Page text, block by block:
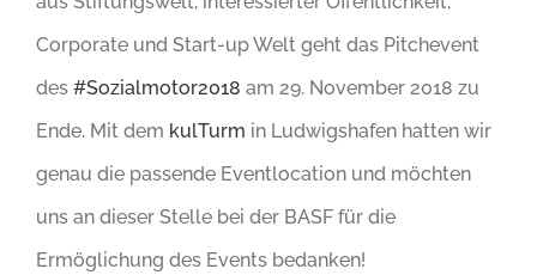
Corporate und Start-up Welt geht das Pitchevent
des #Sozialmotor2018 am 29. November 2018 zu
Ende. Mit dem kulTurm in Ludwigshafen hatten wir
genau die passende Eventlocation und möchten
uns an dieser Stelle bei der BASF für die
Ermöglichung des Events bedanken!